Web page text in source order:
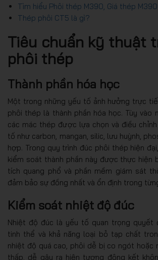
Tìm hiểu Phôi thép M390, Giá thép M390
Thép phôi CT5 là gì?
Tiêu chuẩn kỹ thuật
phôi thép
Thành phần hóa học
Một trong những yếu tố ảnh hưởng trực
phôi thép là thành phần hóa học. Tùy vào
các mác thép được lựa chọn và điều
tố như carbon, mangan, silic, lưu huỳnh,
hợp. Trong quy trình đúc phôi thép hiện
kiểm soát thành phần này được thực hiện
tích quang phổ và phần mềm giám sát
đảm bảo sự đồng nhất và ổn định trong
Kiểm soát nhiệt độ đúc
Nhiệt độ đúc là yếu tố quan trọng quyết
tinh thể và khả năng loại bỏ tạp chất
nhiệt độ quá cao, phôi dễ bị co ngót hoặc
thấp, dễ gây ra hiện tượng đông kết